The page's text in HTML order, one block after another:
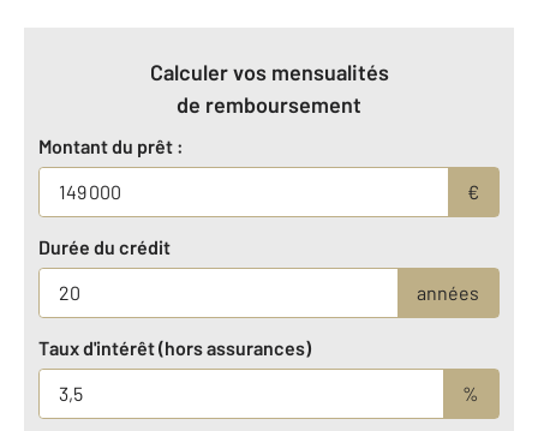
Calculer vos mensualités
de remboursement
Montant du prêt :
€
Durée du crédit
années
Taux d'intérêt (hors assurances)
%